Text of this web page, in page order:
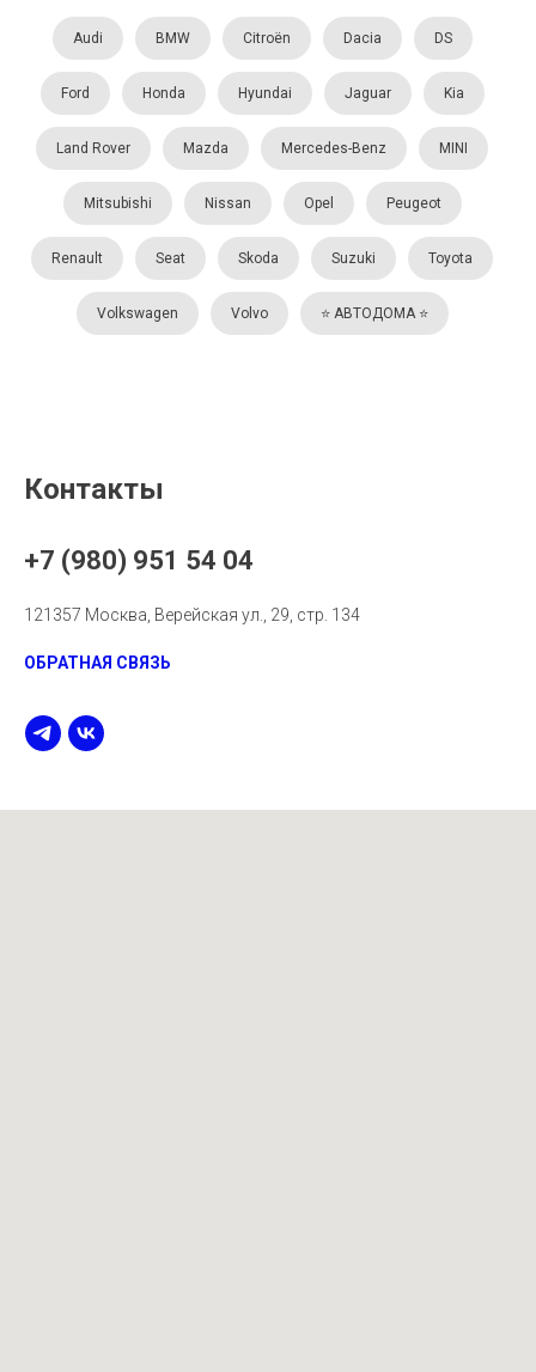
Audi BMW Citroën Dacia DS
Ford Honda Hyundai Jaguar Kia
Land Rover Mazda Mercedes-Benz MINI
Mitsubishi Nissan Opel Peugeot
Renault Seat Skoda Suzuki Toyota
Volkswagen Volvo ⭐️ АВТОДОМА ⭐️
Контакты
+7 (980) 951 54 04
121357 Москва, Верейская ул., 29, стр. 134
ОБРАТНАЯ СВЯЗЬ